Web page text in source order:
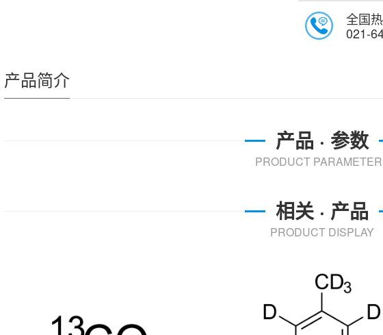
全国
021-
产品简介
产品 · 参数
PRODUCT
相关 · 产品
PRODUCT DISPLAY